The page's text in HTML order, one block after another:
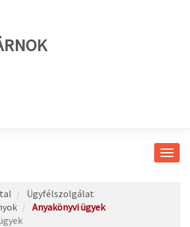
Ügyfélszolgálat
Anyakönyvi ügyek